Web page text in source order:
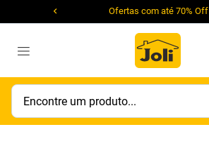
Ofertas com até 70% Off
Encontre um produto...